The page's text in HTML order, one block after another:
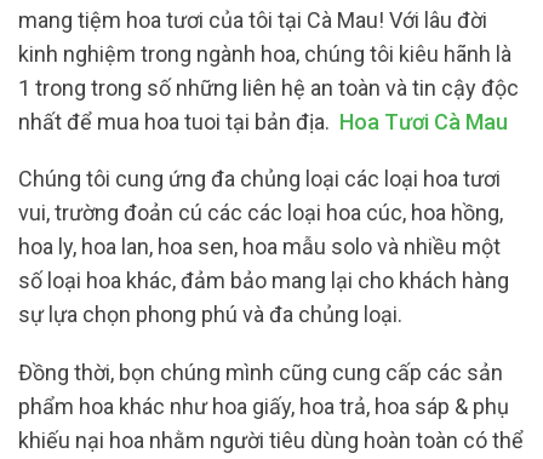
mang tiệm hoa tươi của tôi tại Cà Mau! Với lâu đời
kinh nghiệm trong ngành hoa, chúng tôi kiêu hãnh là
1 trong trong số những liên hệ an toàn và tin cậy độc
nhất để mua hoa tuoi tại bản địa. Hoa Tươi Cà Mau
Chúng tôi cung ứng đa chủng loại các loại hoa tươi
vui, trường đoản cú các các loại hoa cúc, hoa hồng,
hoa ly, hoa lan, hoa sen, hoa mẫu solo và nhiều một
số loại hoa khác, đảm bảo mang lại cho khách hàng
sự lựa chọn phong phú và đa chủng loại.
Đồng thời, bọn chúng mình cũng cung cấp các sản
phẩm hoa khác như hoa giấy, hoa trả, hoa sáp & phụ
khiếu nại hoa nhằm người tiêu dùng hoàn toàn có thể